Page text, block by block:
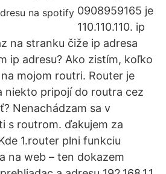
0908959165 je
110.110.110. ip
na stranku čiže ip adresa
ip adresu? Ako zistím, koľko
mojom routri. Router je
niekto pripojí do routra cez
Nenachádzam sa v
s routrom. ďakujem za
1.router plni funkciu
na web – ten dokazem